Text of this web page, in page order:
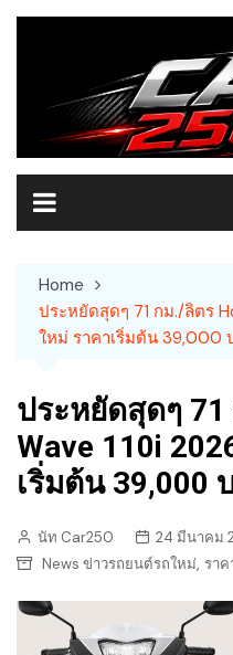
Skip
Home
ประหยัดสุดๆ 71 กม./ลิตร
ใหม่ ราคาเริ่มต้น 39,000
ประหยัดสุดๆ
Wave 110i
เริ่มต้น 39,000
นัท Car250 24 มีนาคม
News ข่าวรถยนต์รถใหม่, ราค